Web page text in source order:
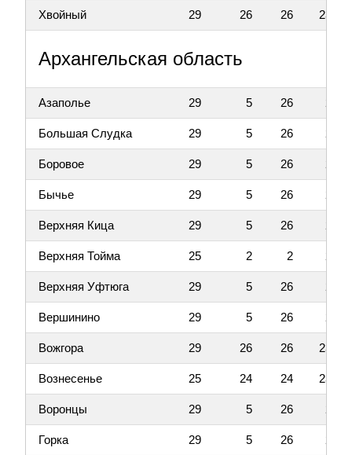
Хвойный 29 26 26 23
Архангельская область
Азаполье 29 5 26
Большая Слудка 29 5 26
Боровое 29 5 26
Бычье 29 5 26
Верхняя Кица 29 5 26
Верхняя Тойма 25 2 2
Верхняя Уфтюга 29 5 26
Вершинино 29 5 26
Вожгора 29 26 26 23
Вознесенье 25 24 24 23
Воронцы 29 5 26
Горка 29 5 26